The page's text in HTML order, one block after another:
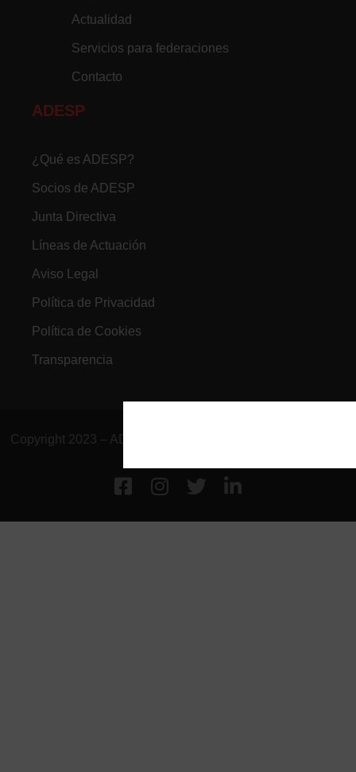
Actualidad
Servicios para federaciones
Contacto
ADESP
¿Qué es ADESP?
Socios de ADESP
Junta Directiva
Líneas de Actuación
Aviso Legal
Política de Privacidad
Política de Cookies
Transparencia
Copyright 2023 – ADESP | Todos los derechos reservados..